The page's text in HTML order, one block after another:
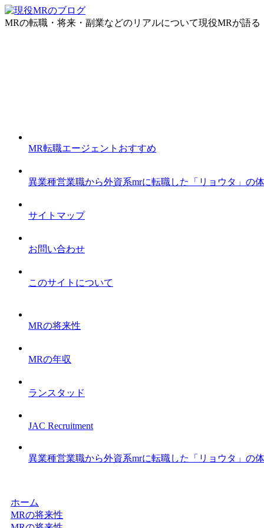
MRの転職・将来・副業などのリアルについて現役MRが語る
MR転職エージェントおすすめ
異業種営業職から外資系mrに転職した「リョウタ」の
サイトマップ
お問い合わせ
このサイトについて
MRの将来性
MRの年収
ランスタッド
JAC Recruitment
異業種営業職から外資系mrに転職した「リョウタ」の
ホーム
MRの将来性